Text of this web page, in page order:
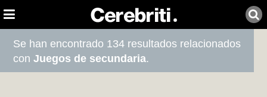
Se han encontrado 134 resultados relacionados
conJuegos de secundaria.